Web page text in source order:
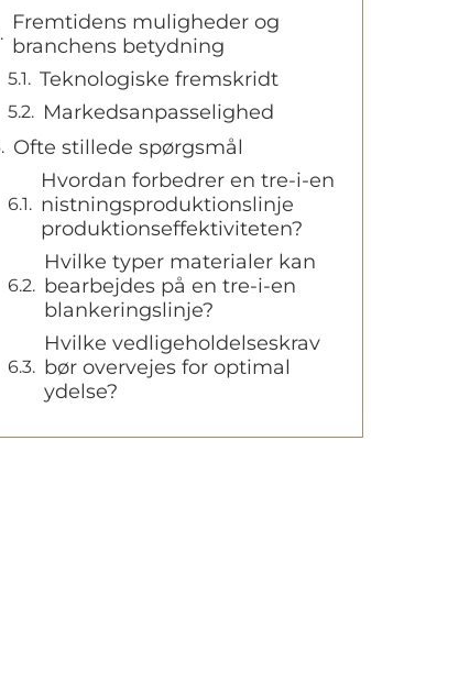
Fremtidens muligheder og
branchens betydning
Teknologiske fremskridt
Markedsanpasselighed
Ofte stillede spørgsmål
Hvordan forbedrer en tre-i-en
nistningsproduktionslinje
produktionseffektiviteten?
Hvilke typer materialer kan
bearbejdes på en tre-i-en
blankeringslinje?
Hvilke vedligeholdelseskrav
bør overvejes for optimal
ydelse?